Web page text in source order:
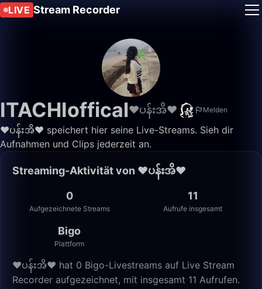
LIVE Stream Recorder
ITACHIoffical❤️ပန်းအိ❤ Melden
❤️ပန်းအိ❤ speichert hier seine Live-Streams. Sieh dir
Aufnahmen und Clips jederzeit an.
Streaming-Aktivität von ❤️ပန်းအိ❤
0
Aufgezeichnete Streams
11
Aufrufe insgesamt
Bigo
Plattform
❤️ပန်းအိ❤ hat 0 Bigo-Livestreams auf Live Stream
Recorder aufgezeichnet, mit insgesamt 11 Aufrufen.